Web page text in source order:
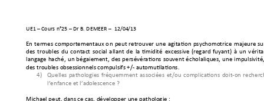
UE1 – Cours n°25 – Dr B. DEMEER – 12/04/13
En termes comportementaux on peut retrouver une agitation psychomotrice majeure
des troubles du contact social allant de la timidité excessive (regard fuyant) à un v
langage haché, un bégaiement, des persévérations souvent écholaliques, une
des troubles obsessionnels compulsifs +/- automutilations.
4)
Quelles pathologies fréquemment associées et/ou complications doit-on
l’enfance et l’adolescence ?
Michael peut, dans ce cas, développer une pathologie :